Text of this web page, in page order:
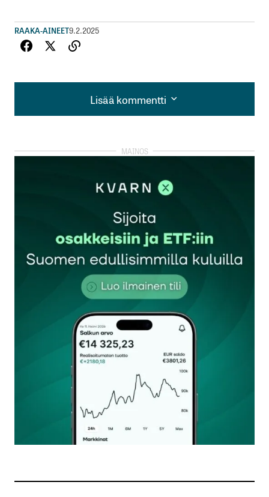
RAAKA-AINEET9.2.2025
Lisää kommentti
Lisää kommentti
kirjautua
rekisteröityä
Sähköpostiosoitettasi ei julkaista.Pakolliset
kentät on merkitty*
Kommentti*
Nimesi tai nimimerkkisi
Sähköpostiosoitteesi
Tilaa SalkunRakentajan uutiskirje